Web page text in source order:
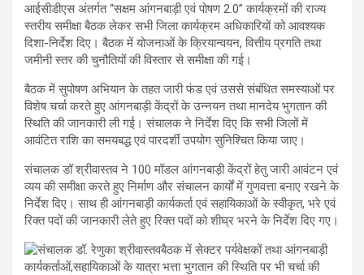
आईसीडीएस अंतर्गत “सक्षम आंगनबाड़ी एवं पोषण 2.0” कार्यक्रमों की राज्य
स्तरीय समीक्षा बैठक लेकर सभी जिला कार्यक्रम अधिकारियों को आवश्यक
दिशा-निर्देश दिए। बैठक में योजनाओं के क्रियान्वयन, वित्तीय प्रगति तथा
जमीनी स्तर की चुनौतियों की विस्तार से समीक्षा की गई।
बैठक में सुपोषण अभियान के तहत जारी फंड एवं उससे संबंधित समस्याओं पर
विशेष चर्चा करते हुए आंगनबाड़ी केंद्रों के उन्नयन तथा मानदेय भुगतान की
स्थिति की जानकारी ली गई। संचालक ने निर्देश दिए कि सभी जिलों में
आवंटित राशि का समयबद्ध एवं पारदर्शी उपयोग सुनिश्चित किया जाए।
संचालक डॉ श्रीवास्तव ने 100 मॉडल आंगनबाड़ी केंद्रों हेतु जारी आवंटन एवं
व्यय की समीक्षा करते हुए निर्माण और संचालन कार्यों में गुणवत्ता बनाए रखने के
निर्देश दिए। साथ ही आंगनबाड़ी कार्यकर्ता एवं सहायिकाओं के स्वीकृत, भरे एवं
रिक्त पदों की जानकारी लेते हुए रिक्त पदों को शीघ्र भरने के निर्देश दिए गए।
बैठक में सेक्टर पर्यवेक्षकों तथा आंगनबाड़ी
कार्यकर्ताओं,सहायिकाओं के यात्रा भत्ता भुगतान की स्थिति पर भी चर्चा की